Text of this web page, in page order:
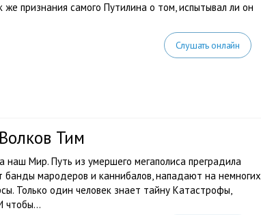
же признания самого Путилина о том, испытывал ли он
Слушать онлайн
Тим
Мир. Путь из умершего мегаполиса преградила
мародеров и каннибалов, нападают на немногих
Только один человек знает тайну Катастрофы,
чтобы...